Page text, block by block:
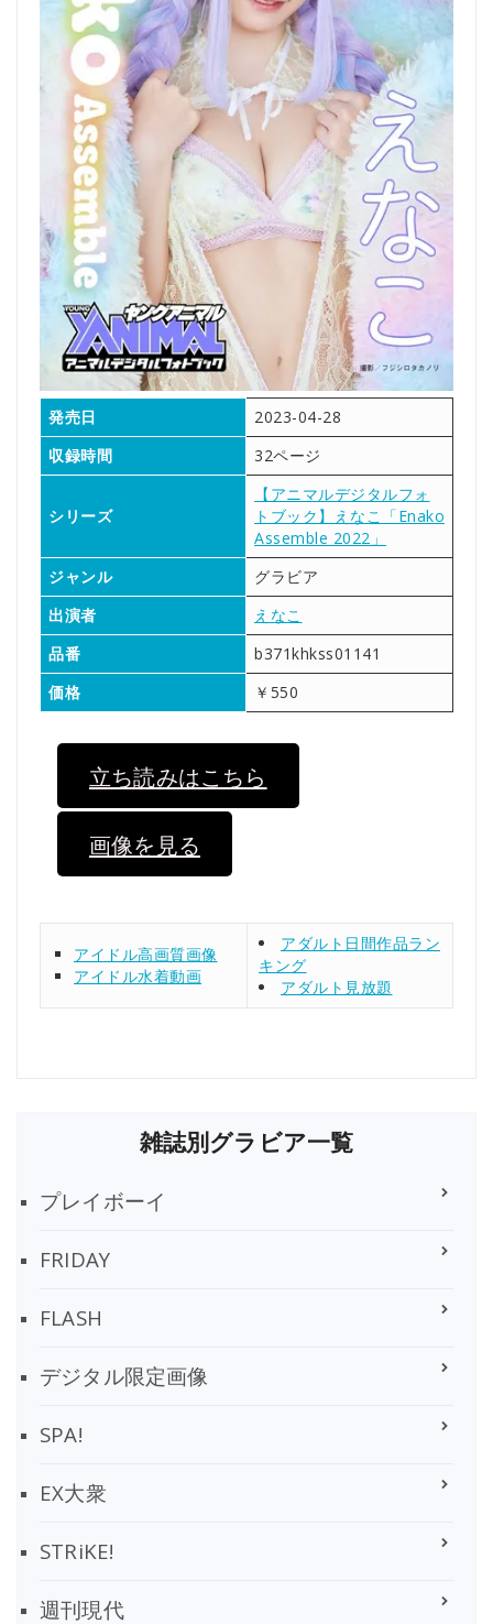
発売日
2023-04-28
収録時間
32ページ
シリーズ
【アニマルデジタルフォ
トブック】えなこ「Enako
Assemble 2022」
ジャンル
グラビア
出演者
えなこ
品番
b371khkss01141
価格
￥550
立ち読みはこちら
画像を見る
アイドル高画質画像
アイドル水着動画
アダルト日間作品ラン
キング
アダルト見放題
雑誌別グラビア一覧
プレイボーイ
FRIDAY
FLASH
デジタル限定画像
SPA!
EX大衆
STRiKE!
週刊現代